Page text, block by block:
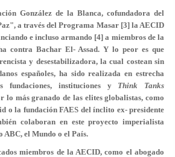
González de la Blanca, cofundadora del
a través del Programa Masar [3] la AECID
e incluso armando [4] a miembros de la
contra Bachar El- Assad. Y lo peor es que
y desestabilizadora, la cual costean sin
españoles, ha sido realizada en estrecha
fundaciones, instituciones y Think Tanks
lo más granado de las elites globalistas, como
o la fundación FAES del ínclito ex- presidente
colaboran en este proyecto imperialista
ABC, el Mundo o el País.
miembros de la AECID, como el abogado